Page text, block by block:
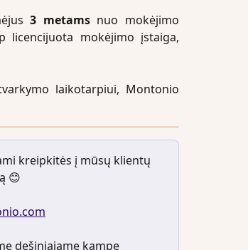
3 metams nuo mokėjimo
licencijuota mokėjimo įstaiga,
laikotarpiui, Montonio
kreipkitės į mūsų klientų
😊
dešiniajame kampe